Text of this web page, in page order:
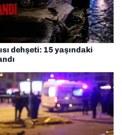
dehşeti: 15 yaşındaki